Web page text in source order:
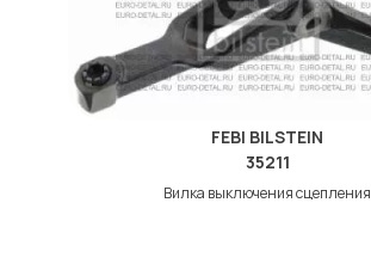
FEBI BILSTEIN
35211
Вилка выключения сцепления